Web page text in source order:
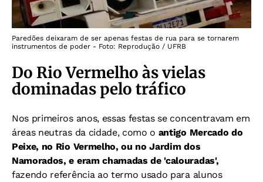
Paredões deixaram de ser apenas festas de rua para se tornarem
instrumentos de poder - Foto: Reprodução / UFRB
Do Rio Vermelho às vielas
dominadas pelo tráfico
Nos primeiros anos, essas festas se concentravam em
áreas neutras da cidade, como o antigo Mercado do
Peixe, no Rio Vermelho, ou no Jardim dos
Namorados, e eram chamadas de 'calouradas',
fazendo referência ao termo usado para alunos